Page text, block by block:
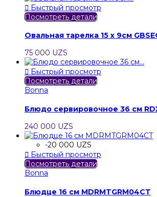
 Быстрый просмотр
Посмотреть детали
Овальная тарелка 15 x 9см
75 000 UZS
 Быстрый просмотр
Посмотреть детали
Bonna
Блюдо сервировочное 36 см
240 000 UZS
-20 000 UZS
 Быстрый просмотр
Посмотреть детали
Bonna
Блюдце 16 см MDRMTGRM04CT